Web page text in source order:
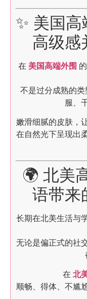
✨ 美国
高级感
在 美国高端外围
不是过分成熟的
服、
嫩滑细腻的皮肤，
在自然光下呈现出
🌍 北美
语带来
长期在北美生活与
无论是偏正式的社
在 北
顺畅、得体、不尴